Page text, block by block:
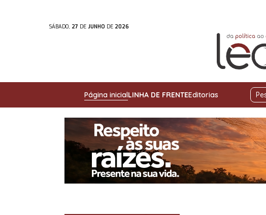
SÁBADO, 27 DE JUNHO DE 2026
Página inicialLINHA DE FRENTEEditorias